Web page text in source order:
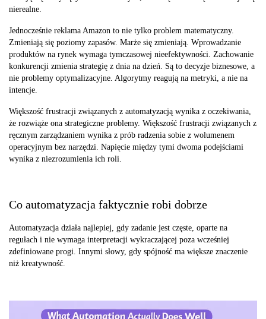
nierealne.
Jednocześnie reklama Amazon to nie tylko problem matematyczny.
Zmieniają się poziomy zapasów. Marże się zmieniają. Wprowadzanie
produktów na rynek wymaga tymczasowej nieefektywności. Zachowanie
konkurencji zmienia strategię z dnia na dzień. Są to decyzje biznesowe, a
nie problemy optymalizacyjne. Algorytmy reagują na metryki, a nie na
intencje.
Większość frustracji związanych z automatyzacją wynika z oczekiwania,
że rozwiąże ona strategiczne problemy. Większość frustracji związanych z
ręcznym zarządzaniem wynika z prób radzenia sobie z wolumenem
operacyjnym bez narzędzi. Napięcie między tymi dwoma podejściami
wynika z niezrozumienia ich roli.
Co automatyzacja faktycznie robi dobrze
Automatyzacja działa najlepiej, gdy zadanie jest częste, oparte na
regułach i nie wymaga interpretacji wykraczającej poza wcześniej
zdefiniowane progi. Innymi słowy, gdy spójność ma większe znaczenie
niż kreatywność.